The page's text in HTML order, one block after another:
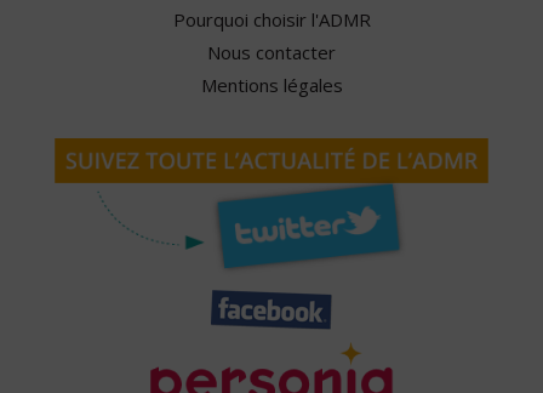
Pourquoi choisir l'ADMR
Nous contacter
Mentions légales